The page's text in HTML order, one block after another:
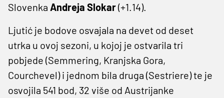
Slovenka Andreja Slokar(+1.14).
Ljutić je bodove osvajala na devet od deset
utrka u ovoj sezoni, u kojoj je ostvarila tri
pobjede (Semmering, Kranjska Gora,
Courchevel) i jednom bila druga (Sestriere) te je
osvojila 541 bod, 32 više od Austrijanke